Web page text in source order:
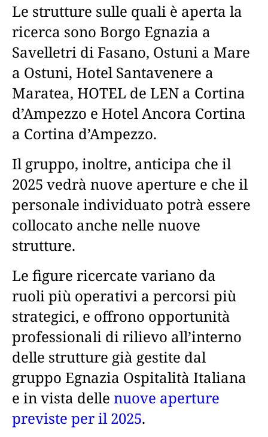
Le strutture sulle quali è aperta la
ricerca sono Borgo Egnazia a
Savelletri di Fasano, Ostuni a Mare
a Ostuni, Hotel Santavenere a
Maratea, HOTEL de LEN a Cortina
d’Ampezzo e Hotel Ancora Cortina
a Cortina d’Ampezzo.
Il gruppo, inoltre, anticipa che il
2025 vedrà nuove aperture e che il
personale individuato potrà essere
collocato anche nelle nuove
strutture.
Le figure ricercate variano da
ruoli più operativi a percorsi più
strategici, e offrono opportunità
professionali di rilievo all’interno
delle strutture già gestite dal
gruppo Egnazia Ospitalità Italiana
e in vista delle nuove aperture
previste per il 2025.